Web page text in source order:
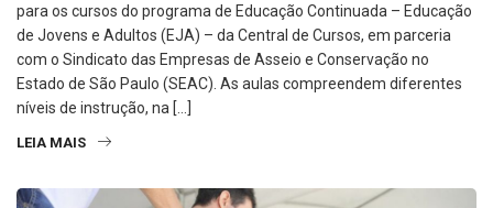
para os cursos do programa de Educação Continuada – Educação
de Jovens e Adultos (EJA) – da Central de Cursos, em parceria
com o Sindicato das Empresas de Asseio e Conservação no
Estado de São Paulo (SEAC). As aulas compreendem diferentes
níveis de instrução, na […]
LEIA MAIS